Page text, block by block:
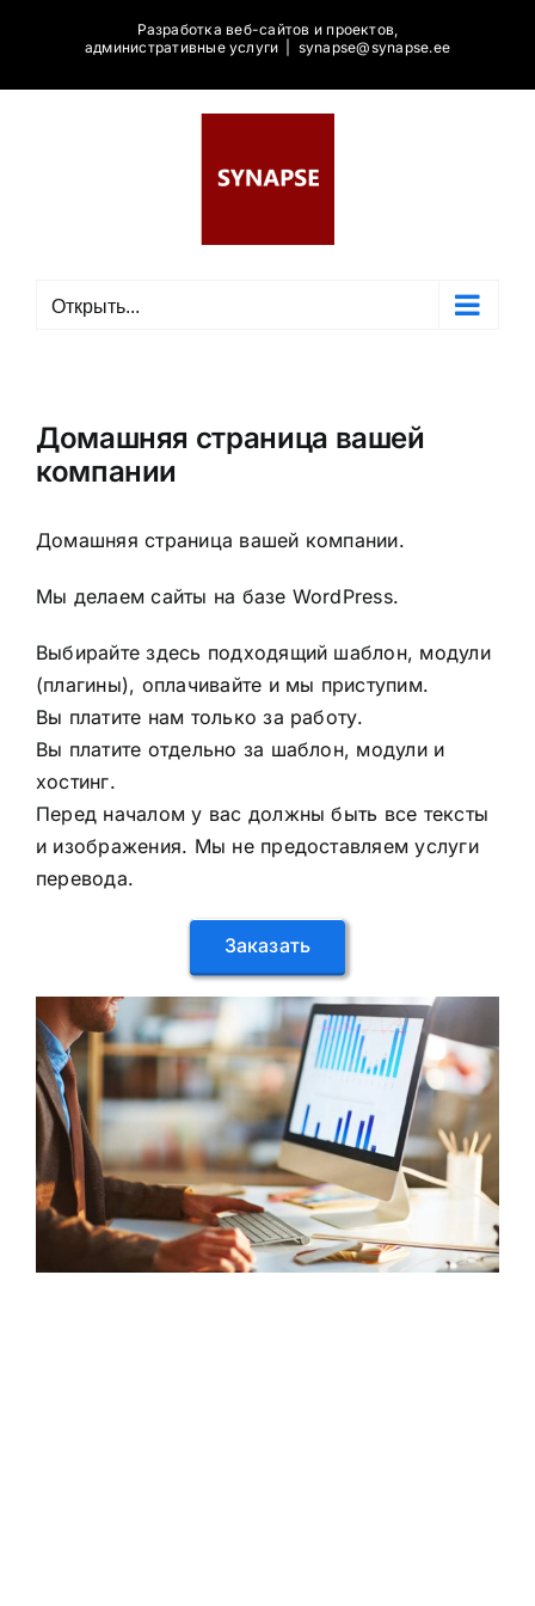
Разработка веб-сайтов и проектов,
административные услуги
synapse@synapse.ee
Открыть...
Домашняя страница вашей
компании
Домашняя страница вашей компании.
Мы делаем сайты на базе WordPress.
Выбирайте здесь подходящий шаблон, модули
(плагины), оплачивайте и мы приступим.
Вы платите нам только за работу.
Вы платите отдельно за шаблон, модули и
хостинг.
Перед началом у вас должны быть все тексты
и изображения. Мы не предоставляем услуги
перевода.
Заказать